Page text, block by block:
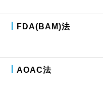
FDA(BAM)法
AOAC法